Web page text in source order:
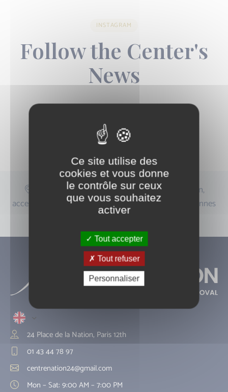
INSTAGRAM
Follow the Center's
News
Follow Us on Instagram
Centre situé à proximité de la place de la Nation,
accessible depuis Paris 11, Paris 12, Saint-Mandé, Vincennes
et Montreuil.
24 Place de la Nation, Paris 12th
01 43 44 78 97
centrenation24@gmail.com
Mon – Sat: 9:00 AM – 7:00 PM
Ce site utilise des
cookies et vous donne
le contrôle sur ceux
que vous souhaitez
activer
Tout accepter
Tout refuser
Personnaliser